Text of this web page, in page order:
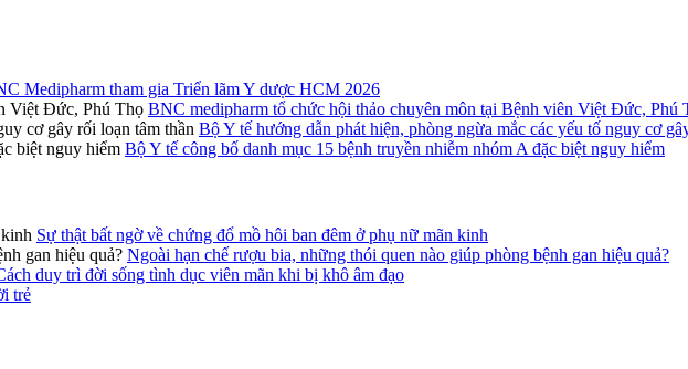
Medipharm tham gia Triển lãm Y dược HCM 2026
BNC medipharm tổ chức hội thảo chuyên môn tại Bệnh viên Việt Đức, Phú
Bộ Y tế hướng dẫn phát hiện, phòng ngừa mắc các yếu tố nguy cơ
Bộ Y tế công bố danh mục 15 bệnh truyền nhiễm nhóm A đặc biệt nguy hiểm
Sự thật bất ngờ về chứng đổ mồ hôi ban đêm ở phụ nữ mãn kinh
Ngoài hạn chế rượu bia, những thói quen nào giúp phòng bệnh gan hiệu quả?
duy trì đời sống tình dục viên mãn khi bị khô âm đạo
trẻ